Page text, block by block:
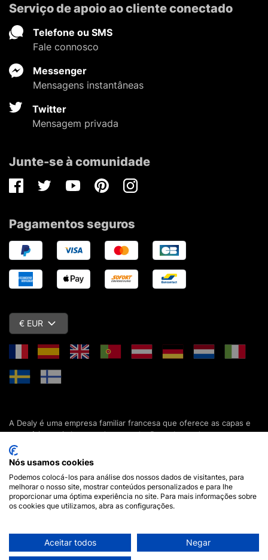
Serviço de apoio ao cliente conectado
Telefone ou SMS
Fale connosco
Messenger
Mensagens instantâneas
Twitter
Mensagem privada
Junte-se à comunidade
FacebookTwitterYoutubePinterestInstagram
Pagamentos seguros
€ EUR
A Dealy é uma empresa familiar francesa que oferece as capas e
acessórios mais baratos do mercado. Descubra todas as nossas
colecções de capas, estojos, protecções de ecrã e acessórios
para o seu smartphone, tablet, computador ou relógio conectado.
Desde 2012, apresentamos novidades todos os dias para lhe
oferecer ainda mais opções de escolha. Mais de 600.000 clientes
em França e em todo o mundo já confiam na Dealy. Se tiver
alguma pergunta, a nossa equipa está disponível 7 dias por
• Termos e Condições Gerais de Compra
Nós usamos cookies
Podemos colocá-los para análise dos nossos dados de visitantes, para
melhorar o nosso site, mostrar conteúdos personalizados e para lhe
proporcionar uma óptima experiência no site. Para mais informações sobre
os cookies que utilizamos, abra as configurações.
Aceitar todos Negar